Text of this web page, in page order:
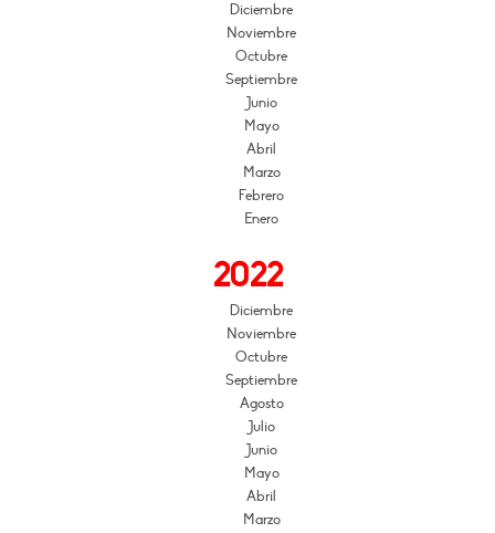
Diciembre
Noviembre
Octubre
Septiembre
Junio
Mayo
Abril
Marzo
Febrero
Enero
2022
Diciembre
Noviembre
Octubre
Septiembre
Agosto
Julio
Junio
Mayo
Abril
Marzo